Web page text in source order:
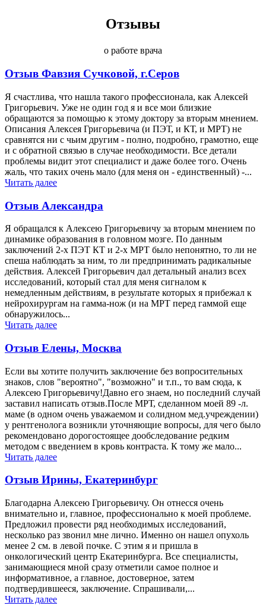
Отзывы
о работе врача
Отзыв Фавзия Сучковой, г.Серов
Я счастлива, что нашла такого профессионала, как Алексей
Григорьевич. Уже не один год я и все мои близкие
обращаются за помощью к этому доктору за вторым мнением.
Описания Алексея Григорьевича (и ПЭТ, и КТ, и МРТ) не
сравнятся ни с чьим другим - полно, подробно, грамотно, еще
и с обратной связью в случае необходимости. Все детали
проблемы видит этот специалист и даже более того. Очень
жаль, что таких очень мало (для меня он - единственный) -...
Читать далее
Отзыв Александра
Я обращался к Алексею Григорьевичу за вторым мнением по
динамике образования в головном мозге. По данным
заключений 2-х ПЭТ КТ и 2-х МРТ было непонятно, то ли не
спеша наблюдать за ним, то ли предпринимать радикальные
действия. Алексей Григорьевич дал детальный анализ всех
исследований, который стал для меня сигналом к
немедленным действиям, в результате которых я прибежал к
нейрохирургам на гамма-нож (и на МРТ перед гаммой еще
обнаружилось...
Читать далее
Отзыв Елены, Москва
Если вы хотите получить заключение без вопросительных
знаков, слов "вероятно", "возможно" и т.п., то вам сюда, к
Алексею Григорьевичу!Давно его знаем, но последний случай
заставил написать отзыв.После МРТ, сделанном моей 89 -л.
маме (в одном очень уважаемом и солидном мед.учреждении)
у рентгенолога возникли уточняющие вопросы, для чего было
рекомендовано дорогостоящее дообследование редким
методом с введением в кровь контраста. К тому же мало...
Читать далее
Отзыв Ирины, Екатеринбург
Благодарна Алексею Григорьевичу. Он отнесся очень
внимательно и, главное, профессионально к моей проблеме.
Предложил провести ряд необходимых исследований,
несколько раз звонил мне лично. Именно он нашел опухоль
менее 2 см. в левой почке. С этим я и пришла в
онкологический центр Екатеринбурга. Все специалисты,
занимающиеся мной сразу отметили самое полное и
информативное, а главное, достоверное, затем
подтвердившееся, заключение. Спрашивали,...
Читать далее